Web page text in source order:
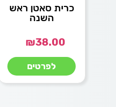
כרית סאטן ראש
השנה
₪38.00
לפרטים